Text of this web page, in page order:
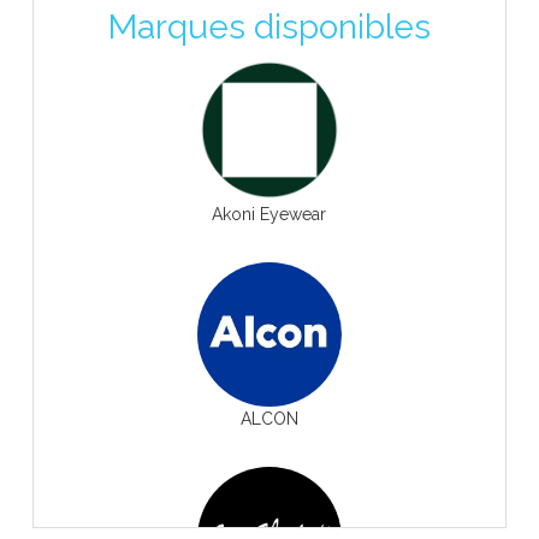
Marques disponibles
Akoni Eyewear
ALCON